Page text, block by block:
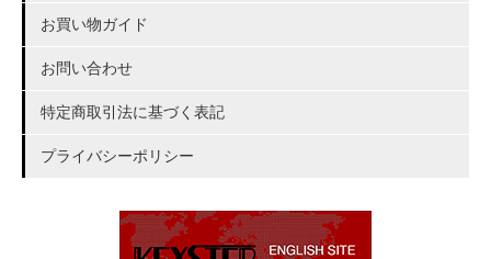
お買い物ガイド
お問い合わせ
特定商取引法に基づく表記
プライバシーポリシー